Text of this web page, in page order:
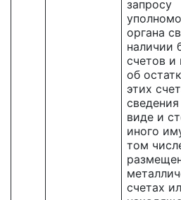
запросу
органа
наличии
счетов и
об
этих
виде и
иного
том
счетах